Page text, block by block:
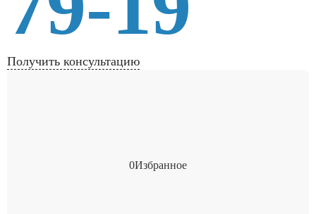
Получить консультацию
0Избранное